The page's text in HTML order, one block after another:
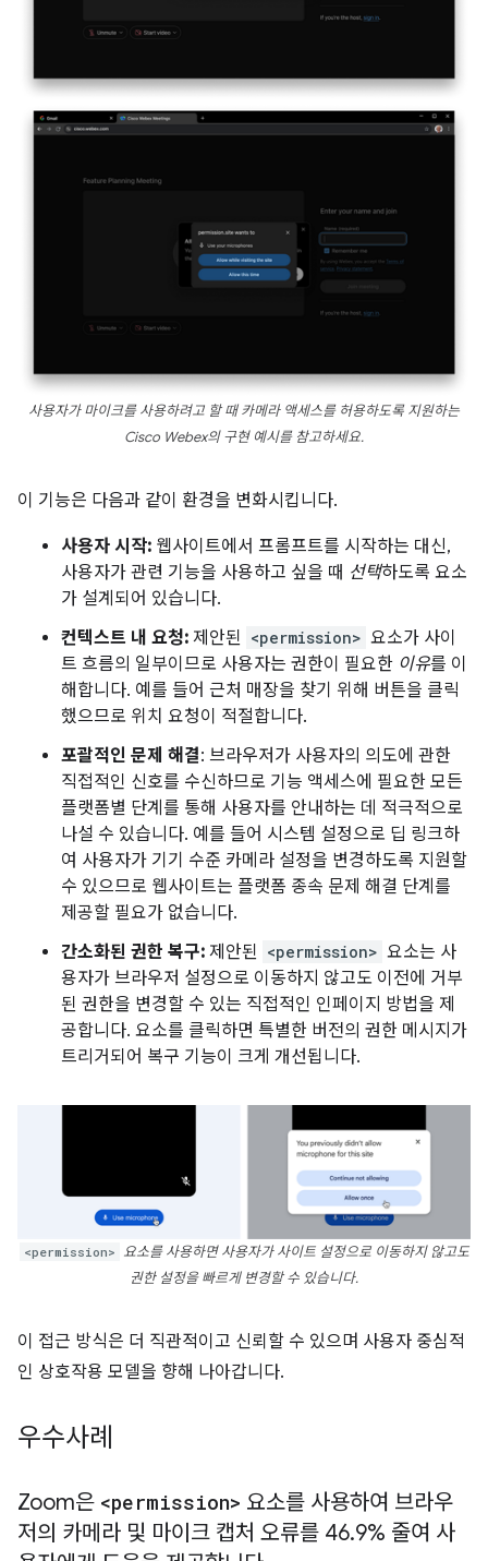
사용자가 마이크를 사용하려고 할 때 카메라 액세스를 허용하도록 지원하는
Cisco Webex의 구현 예시를 참고하세요.
이 기능은 다음과 같이 환경을 변화시킵니다.
사용자 시작: 웹사이트에서 프롬프트를 시작하는 대신,
사용자가 관련 기능을 사용하고 싶을 때 선택하도록 요소
가 설계되어 있습니다.
컨텍스트 내 요청: 제안된 <permission> 요소가 사이
트 흐름의 일부이므로 사용자는 권한이 필요한 이유를 이
해합니다. 예를 들어 근처 매장을 찾기 위해 버튼을 클릭
했으므로 위치 요청이 적절합니다.
포괄적인 문제 해결: 브라우저가 사용자의 의도에 관한
직접적인 신호를 수신하므로 기능 액세스에 필요한 모든
플랫폼별 단계를 통해 사용자를 안내하는 데 적극적으로
나설 수 있습니다. 예를 들어 시스템 설정으로 딥 링크하
여 사용자가 기기 수준 카메라 설정을 변경하도록 지원할
수 있으므로 웹사이트는 플랫폼 종속 문제 해결 단계를
제공할 필요가 없습니다.
간소화된 권한 복구: 제안된 <permission> 요소는 사
용자가 브라우저 설정으로 이동하지 않고도 이전에 거부
된 권한을 변경할 수 있는 직접적인 인페이지 방법을 제
공합니다. 요소를 클릭하면 특별한 버전의 권한 메시지가
트리거되어 복구 기능이 크게 개선됩니다.
<permission> 요소를 사용하면 사용자가 사이트 설정으로 이동하지 않고도
권한 설정을 빠르게 변경할 수 있습니다.
이 접근 방식은 더 직관적이고 신뢰할 수 있으며 사용자 중심적
인 상호작용 모델을 향해 나아갑니다.
우수사례
Zoom은 <permission> 요소를 사용하여 브라우
저의 카메라 및 마이크 캡처 오류를 46.9% 줄여 사